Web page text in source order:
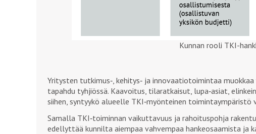
Kunnan rooli TKI-
Yritysten tutkimus‑, kehitys‑ ja innovaatiotoimintaa
tapahdu tyhjiössä. Kaavoitus, tilaratkaisut, lupa‑asiat,
siihen, syntyykö alueelle TKI‑myönteinen toimintaympäristö
Samalla TKI‑toiminnan vaikuttavuus ja rahoituspohja
edellyttää kunnilta aiempaa vahvempaa hankeosaamista ja